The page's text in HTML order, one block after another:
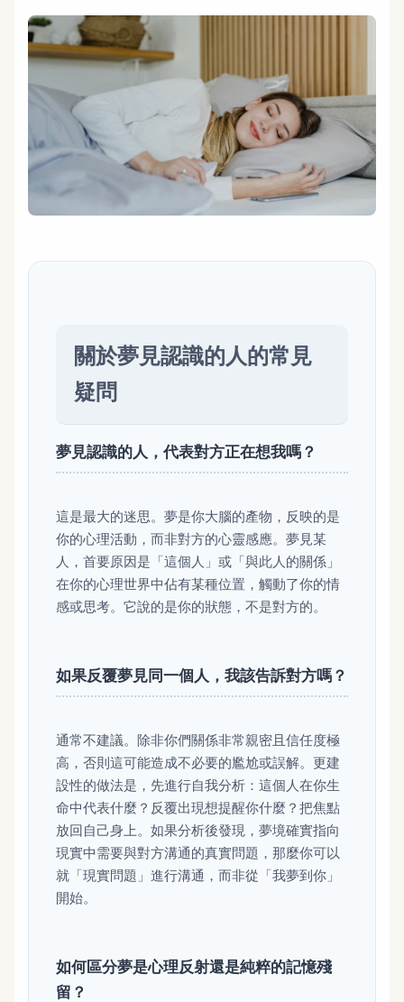
關於夢見認識的人的常見
疑問
夢見認識的人，代表對方正在想我嗎？
這是最大的迷思。夢是你大腦的產物，反映的是
你的心理活動，而非對方的心靈感應。夢見某
人，首要原因是「這個人」或「與此人的關係」
在你的心理世界中佔有某種位置，觸動了你的情
感或思考。它說的是你的狀態，不是對方的。
如果反覆夢見同一個人，我該告訴對方嗎？
通常不建議。除非你們關係非常親密且信任度極
高，否則這可能造成不必要的尷尬或誤解。更建
設性的做法是，先進行自我分析：這個人在你生
命中代表什麼？反覆出現想提醒你什麼？把焦點
放回自己身上。如果分析後發現，夢境確實指向
現實中需要與對方溝通的真實問題，那麼你可以
就「現實問題」進行溝通，而非從「我夢到你」
開始。
如何區分夢是心理反射還是純粹的記憶殘
留？